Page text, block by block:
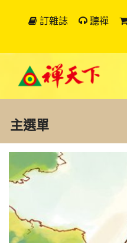
訂雜誌 聽禪
主選單